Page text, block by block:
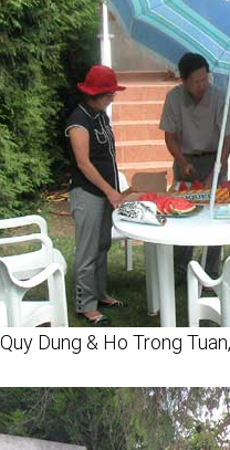
Dung & Ho Trong